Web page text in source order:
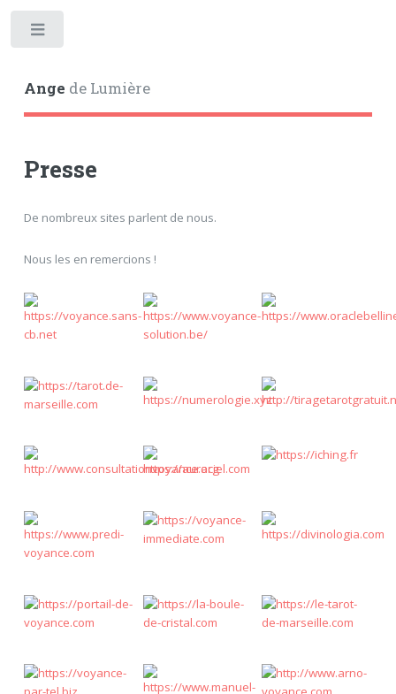
Ange de Lumière
Presse
De nombreux sites parlent de nous.
Nous les en remercions !